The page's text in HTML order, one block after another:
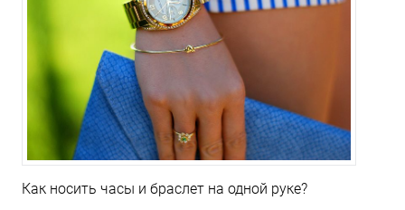
Как носить часы и браслет на одной руке?